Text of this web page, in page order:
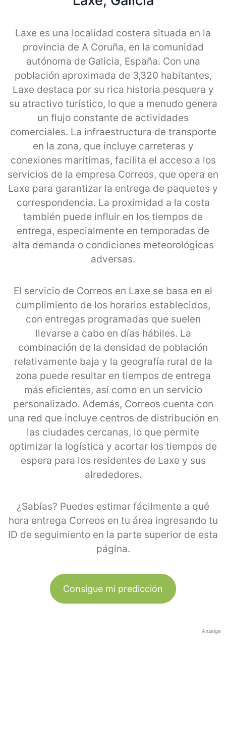
Laxe es una localidad costera situada en la
provincia de A Coruña, en la comunidad
autónoma de Galicia, España. Con una
población aproximada de 3,320 habitantes,
Laxe destaca por su rica historia pesquera y
su atractivo turístico, lo que a menudo genera
un flujo constante de actividades
comerciales. La infraestructura de transporte
en la zona, que incluye carreteras y
conexiones marítimas, facilita el acceso a los
servicios de la empresa Correos, que opera en
Laxe para garantizar la entrega de paquetes y
correspondencia. La proximidad a la costa
también puede influir en los tiempos de
entrega, especialmente en temporadas de
alta demanda o condiciones meteorológicas
adversas.
El servicio de Correos en Laxe se basa en el
cumplimiento de los horarios establecidos,
con entregas programadas que suelen
llevarse a cabo en días hábiles. La
combinación de la densidad de población
relativamente baja y la geografía rural de la
zona puede resultar en tiempos de entrega
más eficientes, así como en un servicio
personalizado. Además, Correos cuenta con
una red que incluye centros de distribución en
las ciudades cercanas, lo que permite
optimizar la logística y acortar los tiempos de
espera para los residentes de Laxe y sus
alrededores.
¿Sabías? Puedes estimar fácilmente a qué
hora entrega Correos en tu área ingresando tu
ID de seguimiento en la parte superior de esta
página.
Consigue mi predicción
Anzeige